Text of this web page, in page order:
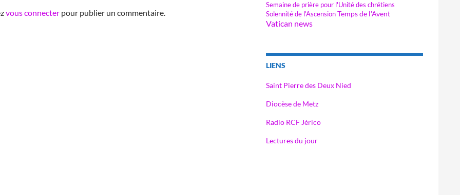
vous connecter pour publier un commentaire.
Semaine de prière pour l'Unité des chrétiens
Solennité de l'AscensionTemps de l'Avent
Vatican news
LIENS
Saint Pierre des Deux Nied
Diocèse de Metz
Radio RCF Jérico
Lectures du jour